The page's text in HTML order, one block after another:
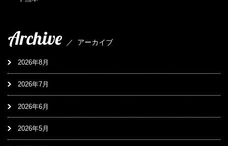
Archive ／ アーカイブ
2026年8月
2026年7月
2026年6月
2026年5月